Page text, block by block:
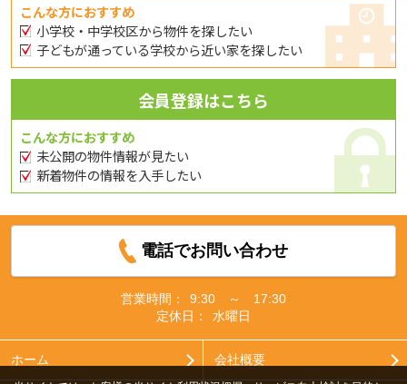
こんな方におすすめ
小学校・中学校区から物件を探したい
子どもが通っている学校から近い家を探したい
会員登録はこちら
こんな方におすすめ
未公開の物件情報が見たい
新着物件の情報を入手したい
電話でお問い合わせ
営業時間：
9:30 ～ 17:30
定休日：
水曜日
ホーム 会社概要